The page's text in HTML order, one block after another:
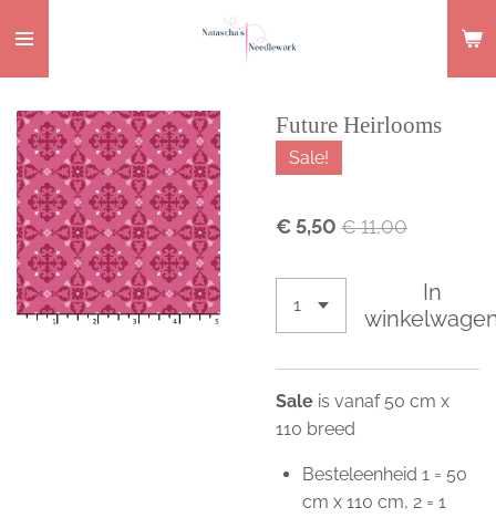
direct
naar
de
hoofdinhoud
Future Heirlooms
Sale!
€ 5,50 € 11,00
In
Sale is vanaf 50 cm x
110 breed
Besteleenheid 1 = 50
cm x 110 cm, 2 = 1